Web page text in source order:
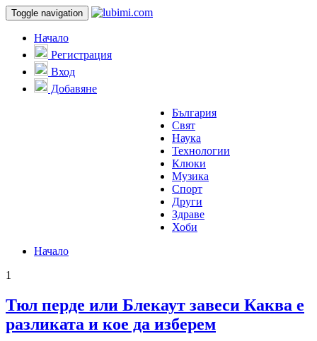
Toggle navigation
Начало
Регистрация
Вход
Добавяне
България
Свят
Наука
Технологии
Клюки
Музика
Спорт
Други
Здраве
Хоби
Начало
1
Тюл перде или Блекаут завеси Каква е
разликата и кое да изберем